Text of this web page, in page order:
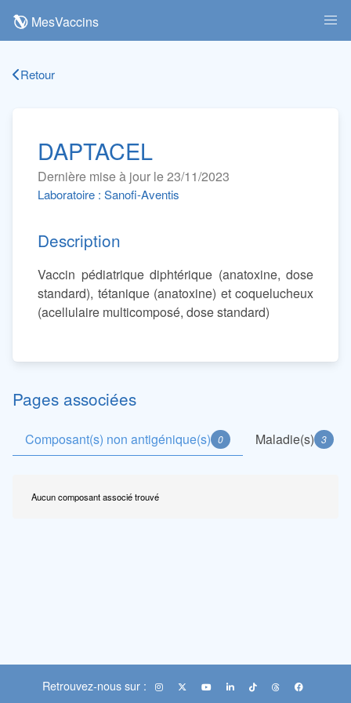
MesVaccins
Retour
DAPTACEL
Dernière mise à jour le 23/11/2023
Laboratoire : Sanofi-Aventis
Description
Vaccin pédiatrique diphtérique (anatoxine, dose
standard), tétanique (anatoxine) et coquelucheux
(acellulaire multicomposé, dose standard)
Pages associées
Composant(s) non antigénique(s) 0 Maladie(s) 3
Aucun composant associé trouvé
Retrouvez-nous sur :